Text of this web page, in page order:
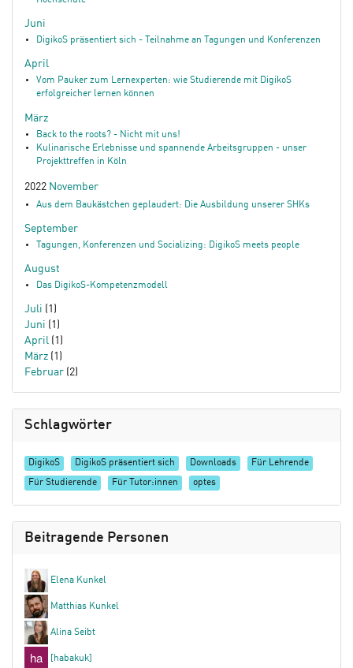
Juni
DigikoS präsentiert sich - Teilnahme an Tagungen und Konferenzen
April
Vom Pauker zum Lernexperten: wie Studierende mit DigikoS
erfolgreicher lernen können
März
Back to the roots? - Nicht mit uns!
Kulinarische Erlebnisse und spannende Arbeitsgruppen - unser
Projekttreffen in Köln
2022 November
Aus dem Baukästchen geplaudert: Die Ausbildung unserer SHKs
September
Tagungen, Konferenzen und Socializing: DigikoS meets people
August
Das DigikoS-Kompetenzmodell
Juli (1)
Juni (1)
April (1)
März (1)
Februar (2)
Schlagwörter
DigikoS DigikoS präsentiert sich Downloads Für Lehrende
Für Studierende Für Tutor:innen optes
Beitragende Personen
Elena Kunkel
Matthias Kunkel
Alina Seibt
[habakuk]